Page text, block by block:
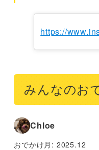
https://
みんなのお
Chloe
おでかけ月: 2025.12